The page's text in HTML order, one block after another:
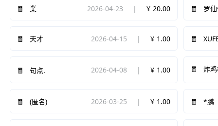
業 2026-04-23 20.00 罗
天才 2026-04-15 1.00
句点. 2026-04-08 1.00 炸
(匿名) 2026-03-25 1.00 *鹏